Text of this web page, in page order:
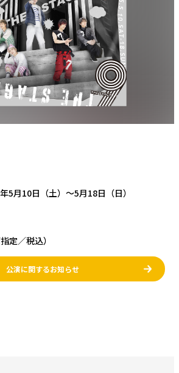
5月10日（土）〜5月18日（日）
定／税込）
公演に関するお知らせ